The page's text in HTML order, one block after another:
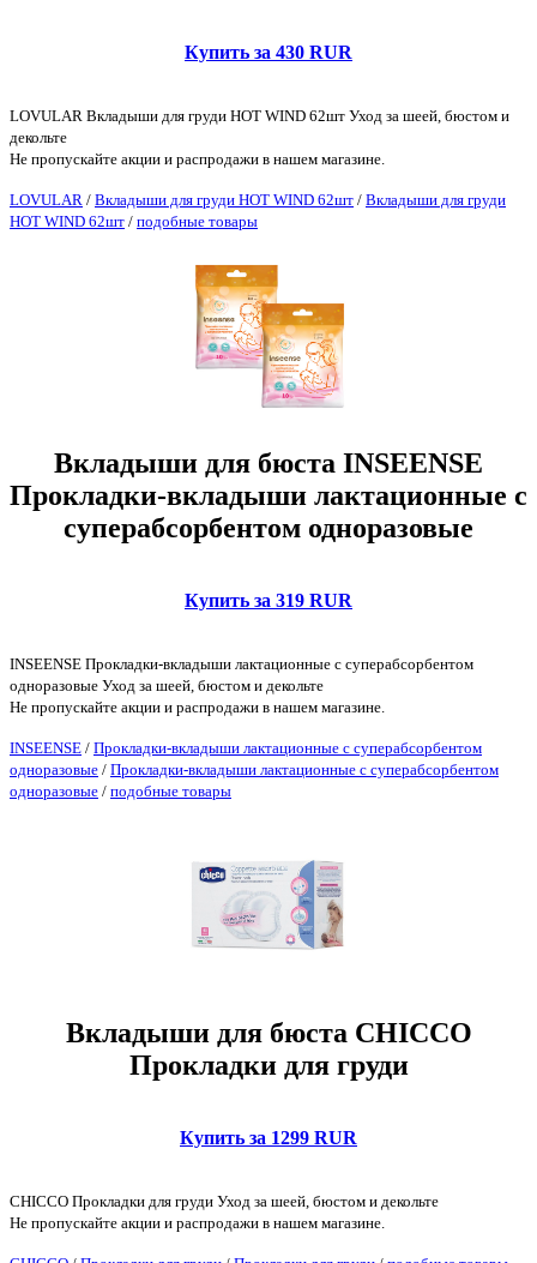
Купить за 430 RUR
LOVULAR Вкладыши для груди HOT WIND 62шт Уход за шеей, бюстом и
декольте
Не пропускайте акции и распродажи в нашем магазине.
LOVULAR / Вкладыши для груди HOT WIND 62шт / Вкладыши для груди
HOT WIND 62шт / подобные товары
Вкладыши для бюста INSEENSE
Прокладки-вкладыши лактационные c
суперабсорбентом одноразовые
Купить за 319 RUR
INSEENSE Прокладки-вкладыши лактационные c суперабсорбентом
одноразовые Уход за шеей, бюстом и декольте
Не пропускайте акции и распродажи в нашем магазине.
INSEENSE / Прокладки-вкладыши лактационные c суперабсорбентом
одноразовые / Прокладки-вкладыши лактационные c суперабсорбентом
одноразовые / подобные товары
Вкладыши для бюста CHICCO
Прокладки для груди
Купить за 1299 RUR
CHICCO Прокладки для груди Уход за шеей, бюстом и декольте
Не пропускайте акции и распродажи в нашем магазине.